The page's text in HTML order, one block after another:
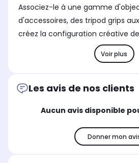
Associez-le à une gamme
d'accessoires, des tripod grips
créez la configuration créative
Voir plus
Les avis de nos clients
Aucun avis disponible
Donner mon